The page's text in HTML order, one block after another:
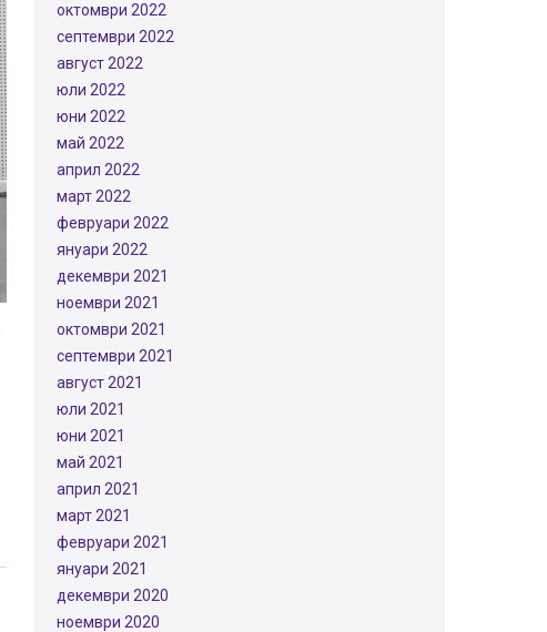
октомври 2022
септември 2022
август 2022
юли 2022
юни 2022
май 2022
април 2022
март 2022
февруари 2022
януари 2022
декември 2021
ноември 2021
октомври 2021
септември 2021
август 2021
юли 2021
юни 2021
май 2021
април 2021
март 2021
февруари 2021
януари 2021
декември 2020
ноември 2020